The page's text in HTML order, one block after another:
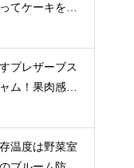
てケーキを美
プレザーブス
ム！果肉感を
しいレシピ
温度は野菜室